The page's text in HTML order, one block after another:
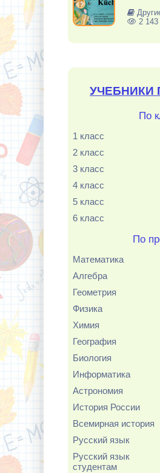
2 143
УЧЕБНИКИ
По
1 класс
2 класс
3 класс
4 класс
5 класс
6 класс
По
Математика
Алгебра
Геометрия
Физика
Химия
География
Биология
Информатика
Астрономия
История России
Всемирная история
Русский язык
Русский язык
студентам